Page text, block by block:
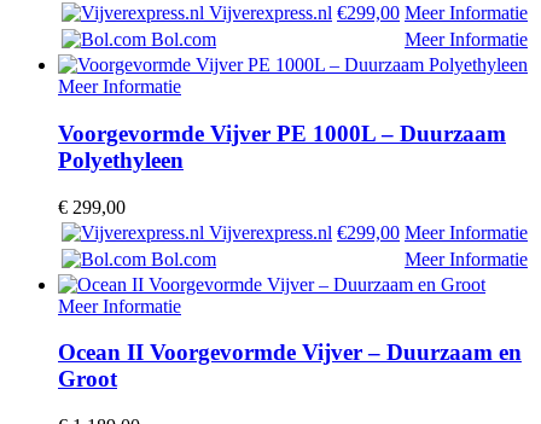
Vijverexpress.nl €299,00 Meer Informatie
Bol.com
Meer Informatie
Meer Informatie
Voorgevormde Vijver PE 1000L – Duurzaam
Polyethyleen
€ 299,00
Vijverexpress.nl €299,00 Meer Informatie
Bol.com
Meer Informatie
Meer Informatie
Ocean II Voorgevormde Vijver – Duurzaam en
Groot